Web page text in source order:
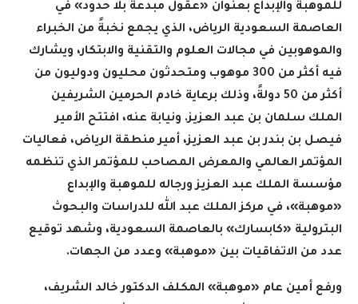
للموهبة والإبداع بعنوان «عقول مبدعة بلا حدود» في
العاصمة السعودية الرياض، الذي يجمع نخبةً من الخبراء
والموهوبين في مجالات العلوم والتقنية والابتكار، ويشارك
فيه أكثر من 300 موهوب ومتحدثون محليون ودوليون من
أكثر من 50 دولةً، وذلك برعاية خادم الحرمين الشريفين
الملك سلمان بن عبد العزيز. ونيابة عنه، افتتح الأمير
فيصل بن بندر بن عبد العزيز، أمير منطقة الرياض، فعاليات
المؤتمر العالمي والمعرض المصاحب للمؤتمر الذي تنظمه
مؤسسة الملك عبد العزيز ورجاله للموهبة والإبداع
«موهبة»، في مركز الملك عبد الله للدراسات والبحوث
البترولية «كابسارك» بالعاصمة السعودية، وشهد توقيع
عدد من الاتفاقيات بين «موهبة» وعدد من الجهات.
ورفع أمين عام «موهبة» المكلف الدكتور خالد الشريف،